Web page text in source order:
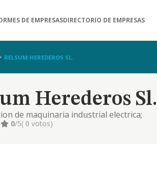
DE EMPRESASDIRECTORIO DE EMPRESAS
RELSUM HEREDEROS SL.
Herederos Sl.
de maquinaria industrial electrica;
0/5( 0 votos)